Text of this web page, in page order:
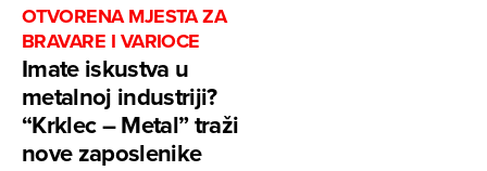
OTVORENA MJESTA ZA
BRAVARE I VARIOCE
Imate iskustva u
metalnoj industriji?
“Krklec – Metal” traži
nove zaposlenike